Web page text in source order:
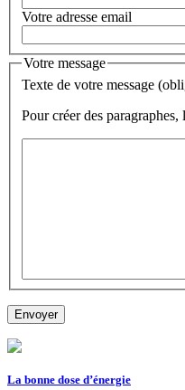
Votre adresse email
Votre message
Texte de votre message
Pour créer des
La bonne dose d’énergie